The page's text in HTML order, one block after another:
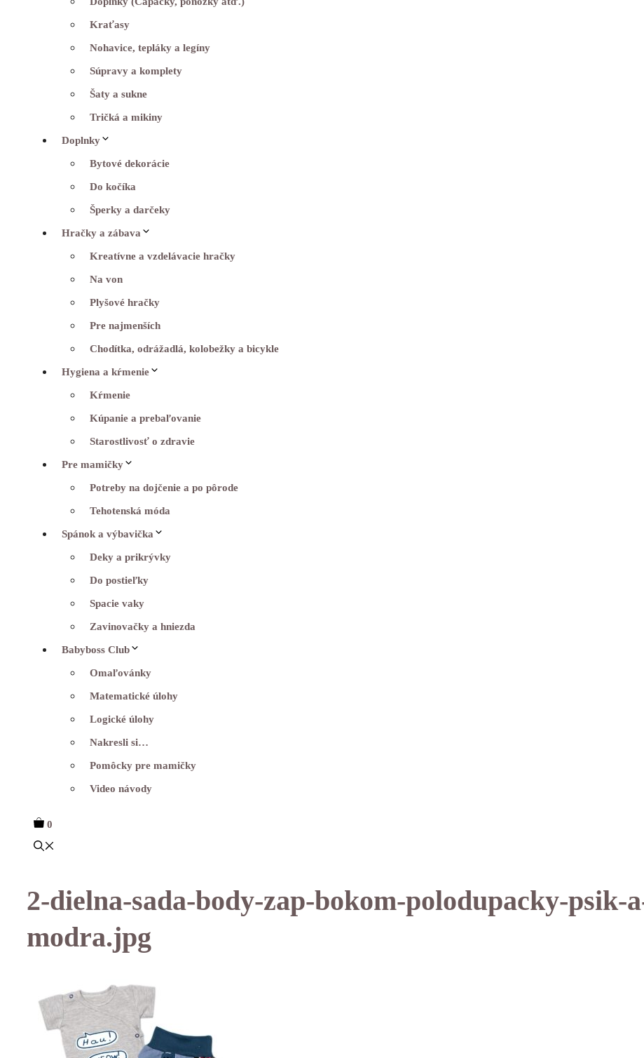
Kraťasy
Nohavice, tepláky a legíny
Súpravy a komplety
Šaty a sukne
Tričká a mikiny
Doplnky
Bytové dekorácie
Do kočíka
Šperky a darčeky
Hračky a zábava
Kreatívne a vzdelávacie hračky
Na von
Plyšové hračky
Pre najmenších
Chodítka, odrážadlá, kolobežky a bicykle
Hygiena a kŕmenie
Kŕmenie
Kúpanie a prebaľovanie
Starostlivosť o zdravie
Pre mamičky
Potreby na dojčenie a po pôrode
Tehotenská móda
Spánok a výbavička
Deky a prikrývky
Do postieľky
Spacie vaky
Zavinovačky a hniezda
Babyboss Club
Omaľovánky
Matematické úlohy
Logické úlohy
Nakresli si…
Pomôcky pre mamičky
Video návody
0
2-dielna-sada-body-zap-bokom-polodupacky-psik-
modra.jpg